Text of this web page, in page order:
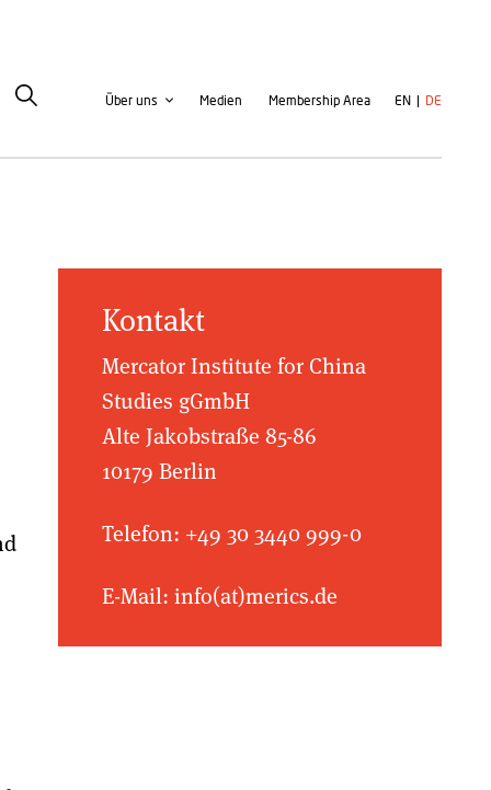
Second
Über uns Medien
User
Membership Area EN DE
Kontakt
Mercator Institute for China
Studies gGmbH
Alte Jakobstraße 85-86
10179 Berlin
Telefon: +49 30 3440 999-0
E-Mail: info(at)merics.de